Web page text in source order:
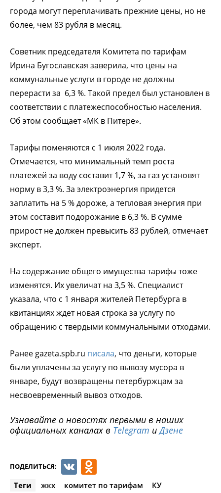
города могут переплачивать прежние цены, но не
более, чем 83 рубля в месяц.
Советник председателя Комитета по тарифам
Ирина Бугославская заверила, что цены на
коммунальные услуги в городе не должны
перерасти за 6,3 %. Такой предел был установлен в
соответствии с платежеспособностью населения.
Об этом сообщает «МК в Питере».
Тарифы поменяются с 1 июля 2022 года.
Отмечается, что минимальный темп роста
платежей за воду составит 1,7 %, за газ установят
норму в 3,3 %. За электроэнергия придется
заплатить на 5 % дороже, а тепловая энергия при
этом составит подорожание в 6,3 %. В сумме
прирост не должен превысить 83 рублей, отмечает
эксперт.
На содержание общего имущества тарифы тоже
изменятся. Их увеличат на 3,5 %. Специалист
указала, что с 1 января жителей Петербурга в
квитанциях ждет новая строка за услугу по
обращению с твердыми коммунальными отходами.
Ранее gazeta.spb.ru писала, что деньги, которые
были уплачены за услугу по вывозу мусора в
январе, будут возвращены петербуржцам за
несвоевременный вывоз отходов.
Узнавайте о новостях первыми в наших
официальных каналах в Telegram иДзене
ПОДЕЛИТЬСЯ: VK
Теги жкх комитет по тарифам
КУ